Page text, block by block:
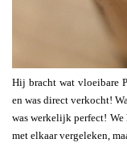
Hij bracht wat vloeibare
en was direct verkocht!
was werkelijk perfect!
met elkaar vergeleken,